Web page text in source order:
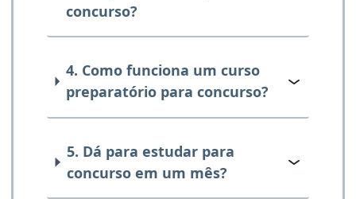
concurso?
4. Como funciona um curso
preparatório para concurso?
5. Dá para estudar para
concurso em um mês?